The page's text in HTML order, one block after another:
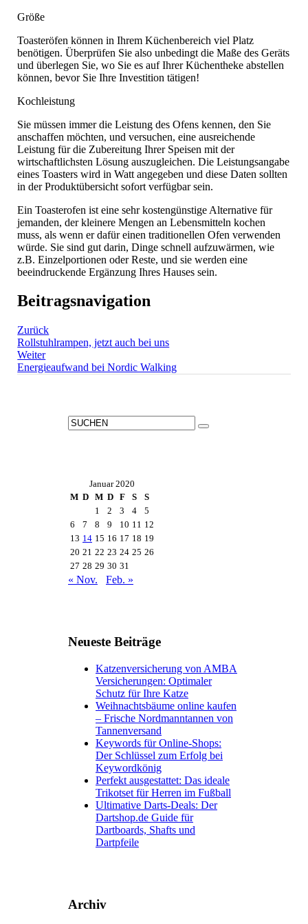
Größe
Toasteröfen können in Ihrem Küchenbereich viel Platz
benötigen. Überprüfen Sie also unbedingt die Maße des Geräts
und überlegen Sie, wo Sie es auf Ihrer Küchentheke abstellen
können, bevor Sie Ihre Investition tätigen!
Kochleistung
Sie müssen immer die Leistung des Ofens kennen, den Sie
anschaffen möchten, und versuchen, eine ausreichende
Leistung für die Zubereitung Ihrer Speisen mit der
wirtschaftlichsten Lösung auszugleichen. Die Leistungsangabe
eines Toasters wird in Watt angegeben und diese Daten sollten
in der Produktübersicht sofort verfügbar sein.
Ein Toasterofen ist eine sehr kostengünstige Alternative für
jemanden, der kleinere Mengen an Lebensmitteln kochen
muss, als wenn er dafür einen traditionellen Ofen verwenden
würde. Sie sind gut darin, Dinge schnell aufzuwärmen, wie
z.B. Einzelportionen oder Reste, und sie werden eine
beeindruckende Ergänzung Ihres Hauses sein.
Beitragsnavigation
Zurück
Rollstuhlrampen, jetzt auch bei uns
Weiter
Energieaufwand bei Nordic Walking
Januar 2020
M D M D F S
S
1
2 3 4
5
6
7 8 9 10 11 12
13 14 15 16 17 18 19
20 21 22 23 24 25 26
27 28 29 30 31
« Nov. Feb. »
Neueste Beiträge
Katzenversicherung von AMBA
Versicherungen: Optimaler
Schutz für Ihre Katze
Weihnachtsbäume online kaufen
– Frische Nordmanntannen von
Tannenversand
Keywords für Online-Shops:
Der Schlüssel zum Erfolg bei
Keywordkönig
Perfekt ausgestattet: Das ideale
Trikotset für Herren im Fußball
Ultimative Darts-Deals: Der
Dartshop.de Guide für
Dartboards, Shafts und
Dartpfeile
Archiv